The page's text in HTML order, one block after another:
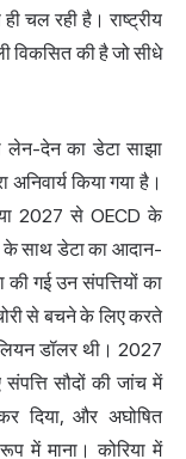
चल रही है। राष्ट्रीय
विकसित की है जो सीधे
लेन-देन का डेटा साझा
किया गया है।
2027 से OECD के
के साथ डेटा का आदान-
गई उन संपत्तियों का
से बचने के लिए करते
डॉलर थी। 2027
सौदों की जांच में
दिया, और अघोषित
में माना। कोरिया में